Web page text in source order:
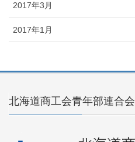
2017年3月
2017年1月
北海道商工会青年部連合会